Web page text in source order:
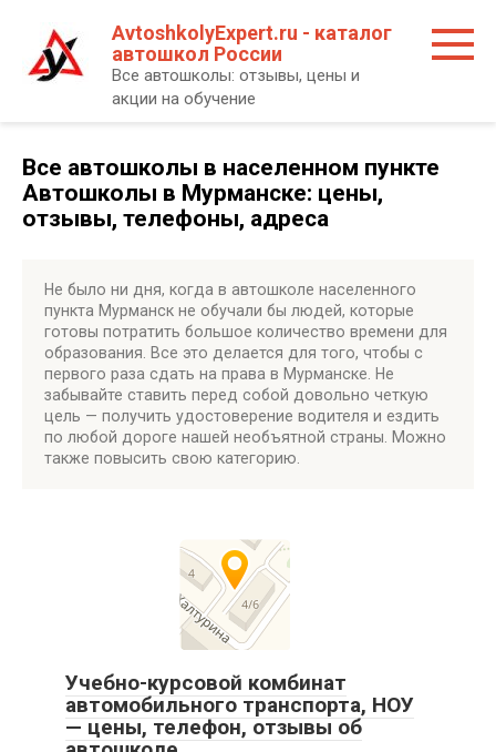
контенту
AvtoshkolyExpert.ru - каталог
автошкол России
Все автошколы: отзывы, цены и
акции на обучение
Все автошколы в населенном пункте
Автошколы в Мурманске: цены,
отзывы, телефоны, адреса
Не было ни дня, когда в автошколе населенного
пункта Мурманск не обучали бы людей, которые
готовы потратить большое количество времени для
образования. Все это делается для того, чтобы с
первого раза сдать на права в Мурманске. Не
забывайте ставить перед собой довольно четкую
цель — получить удостоверение водителя и ездить
по любой дороге нашей необъятной страны. Можно
также повысить свою категорию.
Учебно-курсовой комбинат
автомобильного транспорта, НОУ
— цены, телефон, отзывы об